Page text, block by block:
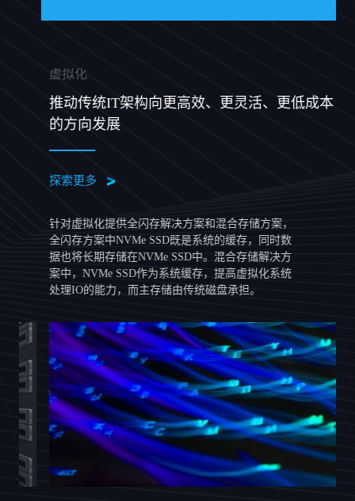
虚拟化
推动传统IT架构向更高效、更灵活、更低成本
的方向发展
探索更多
针对虚拟化提供全闪存解决方案和混合存储方案，
全闪存方案中NVMe SSD既是系统的缓存，同时数
据也将长期存储在NVMe SSD中。混合存储解决方
案中，NVMe SSD作为系统缓存，提高虚拟化系统
处理IO的能力，而主存储由传统磁盘承担。